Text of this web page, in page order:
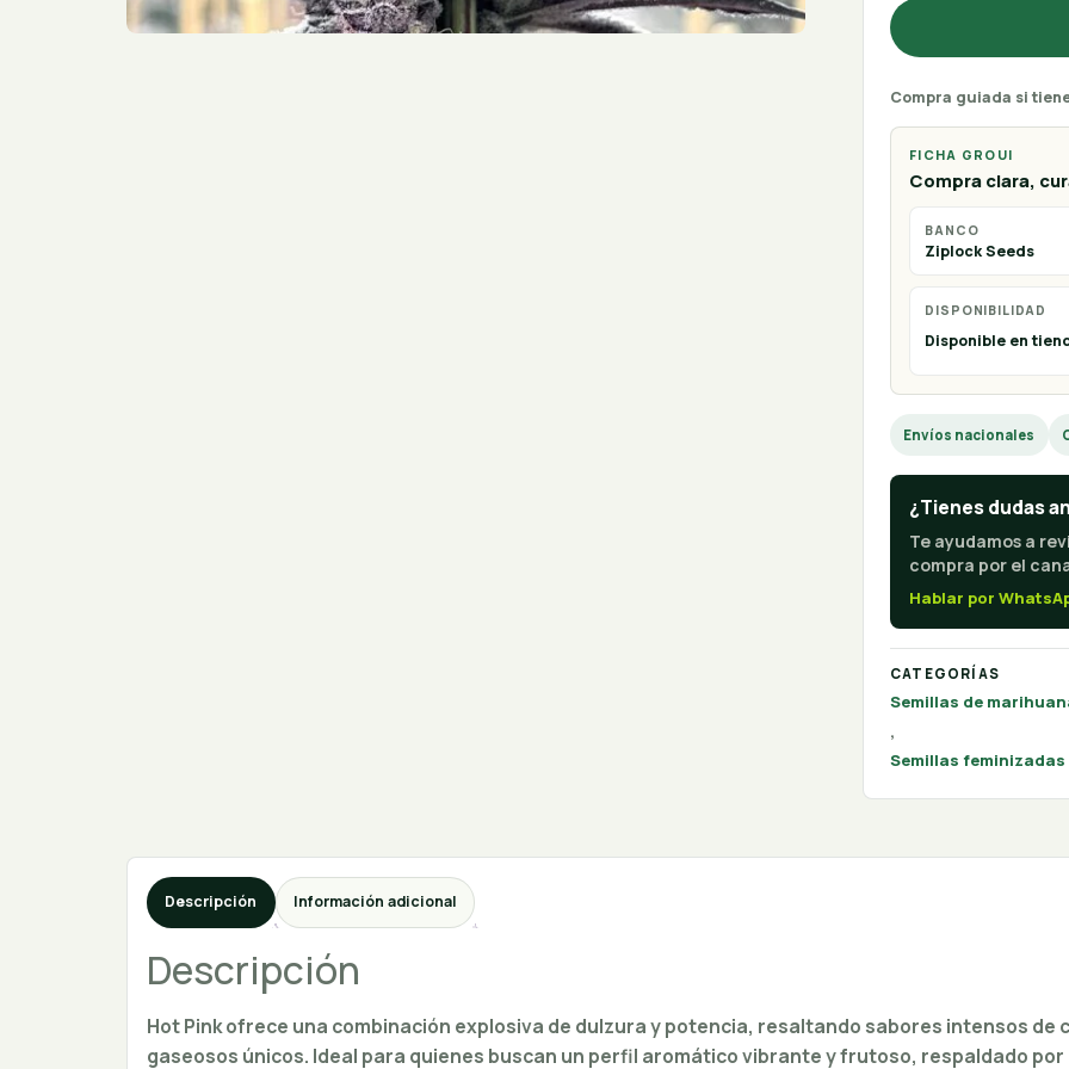
Compra guiada si
FICHA GROUI
Compra clara,
BANCO
Ziplock Seeds
DISPONIBILIDAD
Disponible en
Envíos nacionales
¿Tienes dudas
Te ayudamos a
compra por el
Hablar por
CATEGORÍAS
Semillas de
,
Semillas feminizadas
Descripción Información adicional
Descripción
Hot Pink ofrece una combinación explosiva de dulzura y potencia, resaltando sabores intensos de
gaseosos únicos. Ideal para quienes buscan un perfil aromático vibrante y frutoso, respaldado